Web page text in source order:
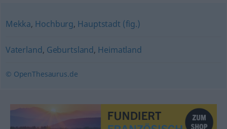
Mekka, Hochburg, Hauptstadt (fig.)
Vaterland, Geburtsland, Heimatland
© OpenThesaurus.de